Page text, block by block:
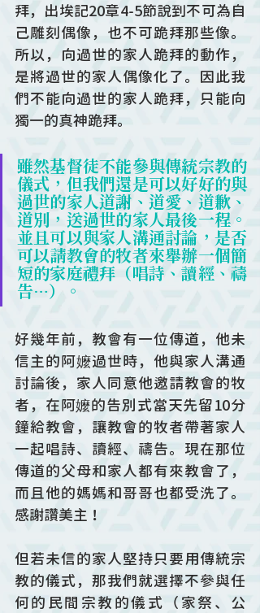
拜，出埃記20章4-5節說到不可為自
己雕刻偶像，也不可跪拜那些像。
所以，向過世的家人跪拜的動作，
是將過世的家人偶像化了。因此我
們不能向過世的家人跪拜，只能向
獨一的真神跪拜。
雖然基督徒不能參與傳統宗教的
儀式，但我們還是可以好好的與
過世的家人道謝、道愛、道歉、
道別，送過世的家人最後一程。
並且可以與家人溝通討論，是否
可以請教會的牧者來舉辦一個簡
短的家庭禮拜（唱詩、讀經、禱
告…）。
好幾年前，教會有一位傳道，他未
信主的阿嬤過世時，他與家人溝通
討論後，家人同意他邀請教會的牧
者，在阿嬤的告別式當天先留10分
鐘給教會，讓教會的牧者帶著家人
一起唱詩、讀經、禱告。現在那位
傳道的父母和家人都有來教會了，
而且他的媽媽和哥哥也都受洗了。
感謝讚美主！
但若未信的家人堅持只要用傳統宗
教的儀式，那我們就選擇不參與任
何的民間宗教的儀式（家祭、公